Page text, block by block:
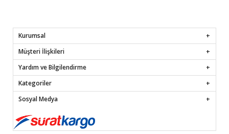
Kurumsal
Müşteri İlişkileri
Yardım ve Bilgilendirme
Kategoriler
Sosyal Medya